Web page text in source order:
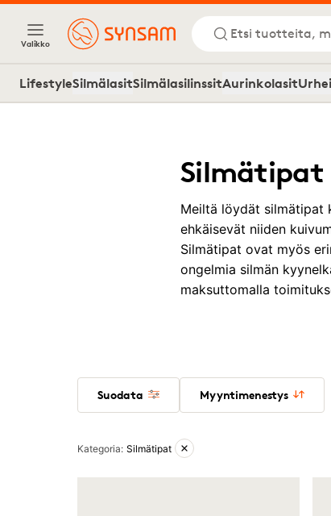
Valikko
Etsi tuotteita,
LifestyleSilmälasitSilmälasilinssitAurinkolasit
Meiltä löydät silmätipat
ehkäisevät niiden
Silmätipat ovat myös
ongelmia silmän
maksuttomalla
Suodata Myyntimenestys
Aktiiviset suodattimet
Kategoria: Silmätipat